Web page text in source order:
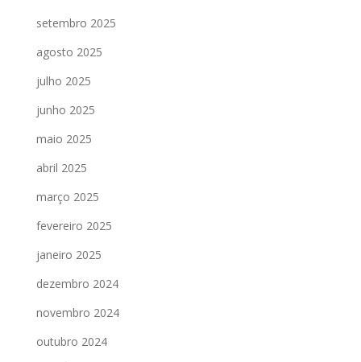
setembro 2025
agosto 2025
julho 2025
junho 2025
maio 2025
abril 2025
março 2025
fevereiro 2025
janeiro 2025
dezembro 2024
novembro 2024
outubro 2024